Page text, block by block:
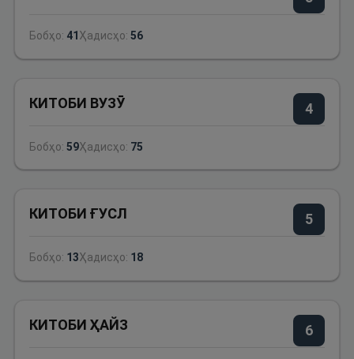
Бобҳо: 41 Ҳадисҳо: 56
4
КИТОБИ ВУЗӮ
Бобҳо: 59Ҳадисҳо: 75
5
КИТОБИ ҒУСЛ
Бобҳо: 13Ҳадисҳо: 18
6
КИТОБИ ҲАЙЗ